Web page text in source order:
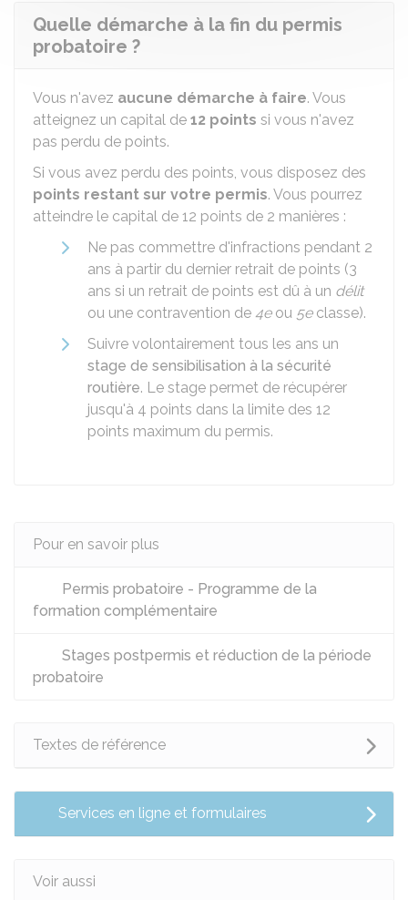
Quelle démarche à la fin du permis
probatoire ?
Vous n'avez aucune démarche à faire. Vous
atteignez un capital de 12 points si vous n'avez
pas perdu de points.
Si vous avez perdu des points, vous disposez des
points restant sur votre permis. Vous pourrez
atteindre le capital de 12 points de 2 manières :
Ne pas commettre d'infractions pendant 2
ans à partir du dernier retrait de points (3
ans si un retrait de points est dû à un délit
ou une contravention de 4eou 5eclasse).
Suivre volontairement tous les ans un
stage de sensibilisation à la sécurité
routière. Le stage permet de récupérer
jusqu'à 4 points dans la limite des 12
points maximum du permis.
Pour en savoir plus
Permis probatoire - Programme de la
formation complémentaire
Stages postpermis et réduction de la période
probatoire
Textes de référence
Services en ligne et formulaires
Voir aussi